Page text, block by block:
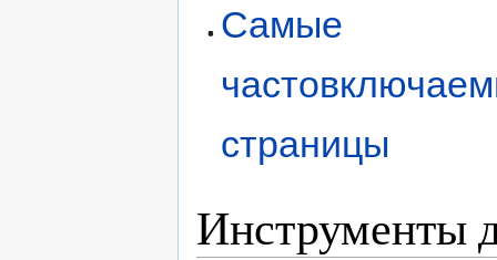
Самые
страницы
Инструменты